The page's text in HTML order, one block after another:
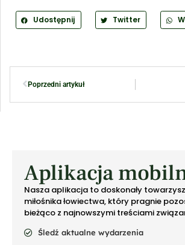
Udostępnij Twitter
Poprzedni artykuł
Aplikacja
Nasza aplikacja to doskonały
miłośnika łowiectwa, który pragnie
bieżąco z najnowszymi treściami
Śledź aktualne wydarzenia